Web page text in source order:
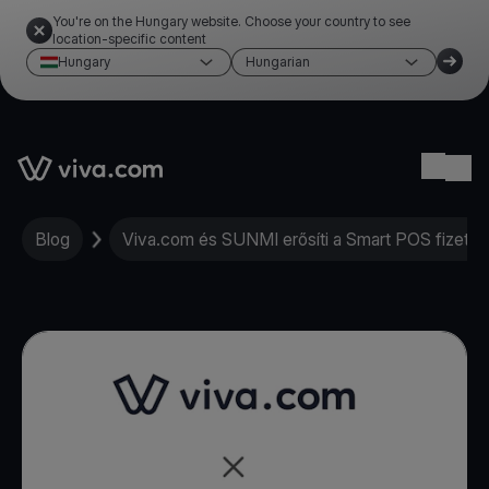
You're on the Hungary website. Choose your country to see
location-specific content
Hungary
Hungarian
Link to the homepage
Blog Viva.com és SUNMI erősíti a Smart POS